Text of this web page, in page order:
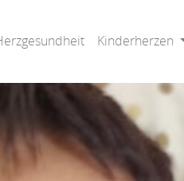
Kinderherzen